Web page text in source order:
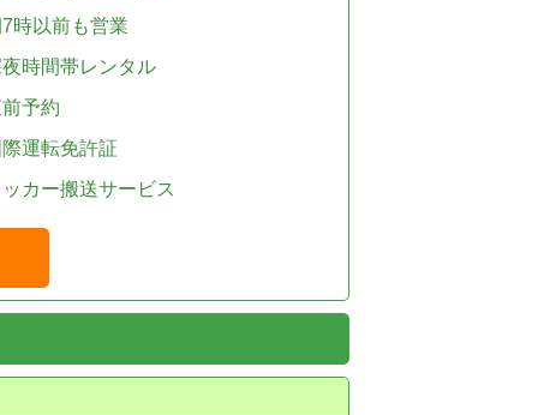
時以前も営業
時間帯レンタル
予約
運転免許証
カー搬送サービス